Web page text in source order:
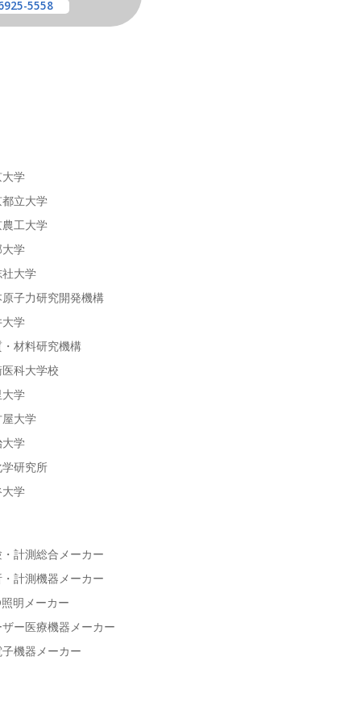
5558
学
立大学
工大学
学
大学
子力研究開発機構
学
材料研究機構
科大学校
学
大学
学
研究所
学
計測総合メーカー
計測機器メーカー
明メーカー
ー医療機器メーカー
機器メーカー